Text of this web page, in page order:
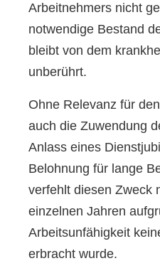
Arbeitnehmers nicht
notwendige Bestand
bleibt von dem
unberührt.
Ohne Relevanz für
auch die Zuwendung
Anlass eines
Belohnung für lange
verfehlt diesen Zweck
einzelnen Jahren
Arbeitsunfähigkeit
erbracht wurde.